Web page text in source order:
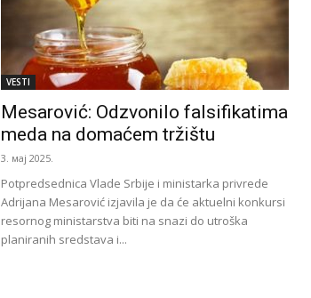
VESTI
Mesarović: Odzvonilo falsifikatima
meda na domaćem tržištu
3. мај 2025.
Potpredsednica Vlade Srbije i ministarka privrede
Adrijana Mesarović izjavila je da će aktuelni konkursi
resornog ministarstva biti na snazi do utroška
planiranih sredstava i...